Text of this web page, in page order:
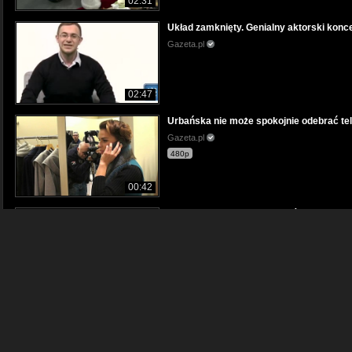
02:47
Układ zamknięty. Genialny aktorski
Gazeta.pl
00:42
Urbańska nie może spokojnie odebrać
Gazeta.pl
480p